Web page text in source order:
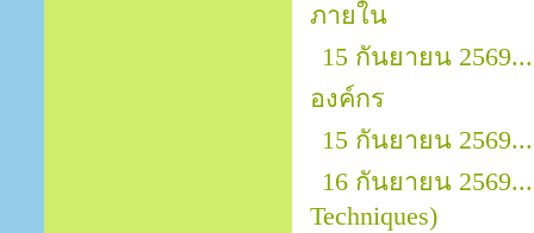
ภายใน
15 กันยายน
องค์กร
15 กันยายน
16 กันยายน
Techniques)